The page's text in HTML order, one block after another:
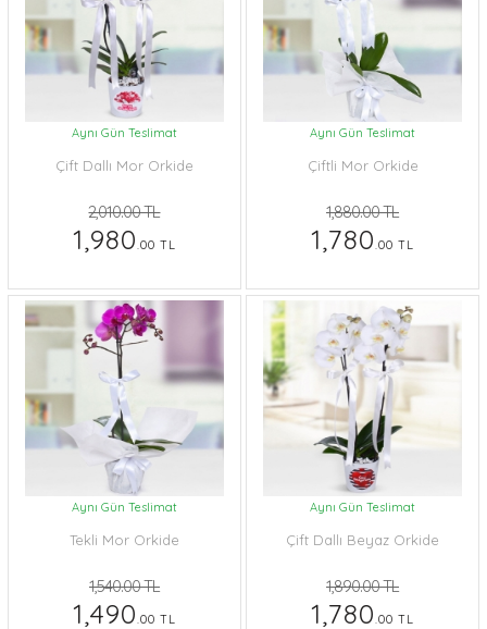
Aynı Gün Teslimat
Çift Dallı Mor Orkide
2,010.00 TL
1,980.00 TL
Aynı Gün Teslimat
Çiftli Mor Orkide
1,880.00 TL
1,780.00 TL
Aynı Gün Teslimat
Tekli Mor Orkide
1,540.00 TL
1,490.00 TL
Aynı Gün Teslimat
Çift Dallı Beyaz Orkide
1,890.00 TL
1,780.00 TL